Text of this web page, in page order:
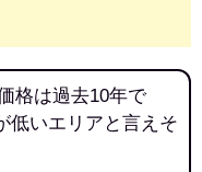
格は過去10年で
低いエリアと言えそ